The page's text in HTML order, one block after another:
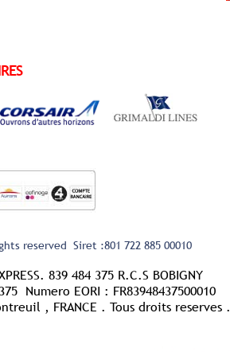
839 484 375 R.C.S BOBIGNY
Numero EORI : FR83948437500010
, FRANCE . Tous droits reserves .
reserved Siret :801 722 885 00010